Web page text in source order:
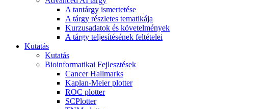
A tantárgy ismertetése
A tárgy részletes tematikája
Kurzusadatok és követelmények
A tárgy teljesítésének feltételei
Kutatás
Kutatás
Bioinformatikai Fejlesztések
Cancer Hallmarks
Kaplan-Meier plotter
ROC plotter
SCPlotter